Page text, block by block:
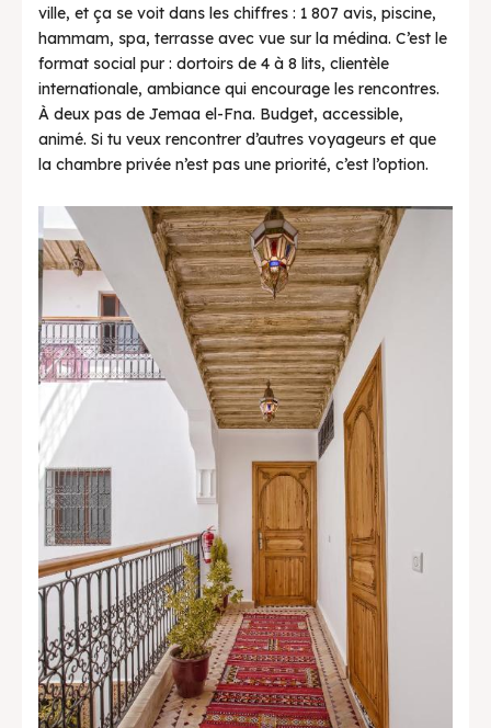
ville, et ça se voit dans les chiffres : 1 807 avis, piscine,
hammam, spa, terrasse avec vue sur la médina. C’est le
format social pur : dortoirs de 4 à 8 lits, clientèle
internationale, ambiance qui encourage les rencontres.
À deux pas de Jemaa el-Fna. Budget, accessible,
animé. Si tu veux rencontrer d’autres voyageurs et que
la chambre privée n’est pas une priorité, c’est l’option.